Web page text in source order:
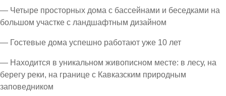
— Четыре просторных дома с бассейнами и беседками на
большом участке с ландшафтным дизайном
— Гостевые дома успешно работают уже 10 лет
— Находится в уникальном живописном месте: в лесу, на
берегу реки, на границе с Кавказским природным
заповедником